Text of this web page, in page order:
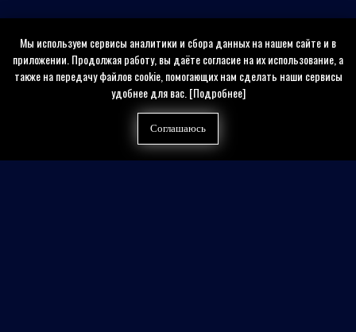
Мы используем сервисы аналитики и сбора данных на нашем сайте и в
приложении. Продолжая работу, вы даёте согласие на их использование, а
также на передачу файлов cookie, помогающих нам сделать наши сервисы
удобнее для вас.[Подробнее]
Соглашаюсь